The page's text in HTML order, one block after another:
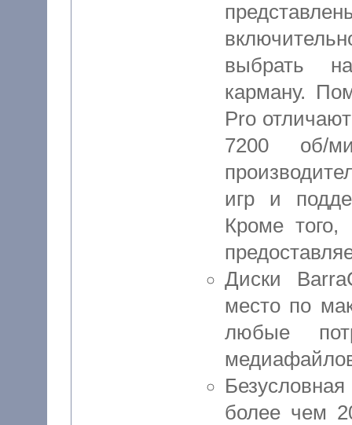
выбрать
карману.
Pro
7200 об/
игр и
Кроме
Диски
место по
любые
более чем